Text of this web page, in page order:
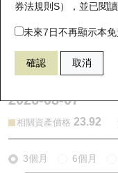
券法規則S），並已閱
未來7日不再顯示本免
確認 取消
14146 瑞銀
2026-08-07
相關資產價格 23.92
3個月 6個月
即將到期認股證
認股證到期結算價查詢
認股證分析儀
牛熊證街貨分佈圖
正股牛熊證列表
新發行瑞銀牛熊證
十天股證佔大市成交
資金流
街貨統計
恒指成份股
國指成份股
科指成份股
講座及教育短片
認股證投資者教育
牛熊證投資者教育